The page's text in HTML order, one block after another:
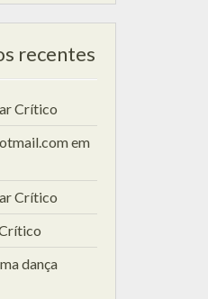
recentes
Crítico
em
Crítico
dança